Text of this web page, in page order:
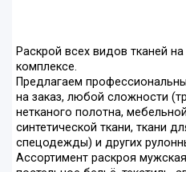
Раскрой всех видов тканей
комплексе.
Предлагаем
на заказ, любой сложности
нетканого полотна,
синтетической ткани, ткани
спецодежды) и других
Ассортимент раскроя